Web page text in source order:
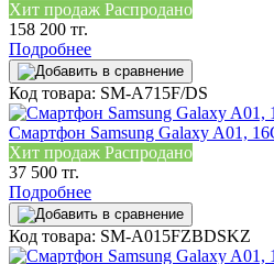
Хит продаж Распродано
158 200 тг.
Подробнее
Код товара: SM-A715F/DS
Смартфон Samsung Galaxy A01,
Хит продаж Распродано
37 500 тг.
Подробнее
Код товара: SM-A015FZBDSKZ